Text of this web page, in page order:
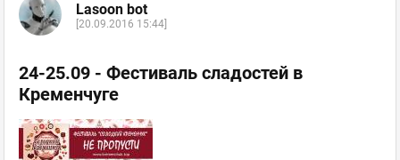
Lasoon bot
[20.09.2016 15:44]
24-25.09 - Фестиваль сладостей в
Кременчуге